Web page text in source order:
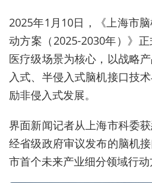
2025年1月10日，《上海市
动方案（2025-2030年）》
医疗级场景为核心，以战略
入式、半侵入式脑机接口技
励非侵入式发展。
界面新闻记者从上海市科委
经省级政府审议发布的脑机
市首个未来产业细分领域行动